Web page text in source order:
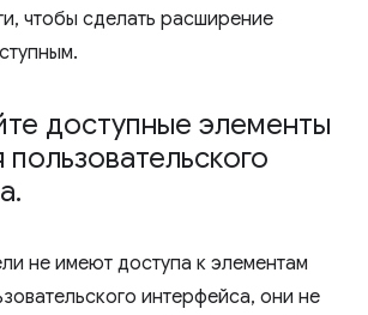
чтобы сделать расширение
доступные элементы
.
не имеют доступа к элементам
интерфейса, они не